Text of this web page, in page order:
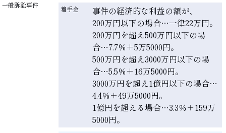
一般訴訟事件 着手金
事件の経済的な利益の額が、
200万円以下の場合…一律22万円。
200万円を超え500万円以下の場
合…7.7％＋5万5000円。
500万円を超え3000万円以下の場
合…5.5％＋16万5000円。
3000万円を超え1億円以下の場合…
4.4％＋49万5000円。
1億円を超える場合…3.3％＋159万
5000円。